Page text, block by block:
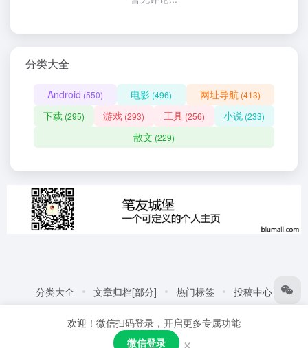
分类大全
Android (550) 电影 (496) 网址导航 (413)
下载 (295) 游戏 (293) 工具(256) 小说 (233)
散文 (229)
分类大全 文章归档[部分] 热门标签
投稿中心
笔友城堡 - 阅读是一种生活方式
欢迎！微信扫码登录，开启更多专属功能
微信登录
×